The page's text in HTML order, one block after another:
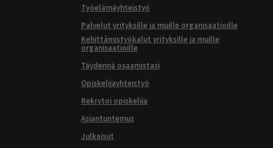
Työelämäyhteistyö
Palvelut yrityksille ja muille organisaatioille
Kehittämistyökalut yrityksille ja muille
organisaatioille
Täydennä osaamistasi
Opiskelijayhteistyö
Rekrytoi opiskelija
Asiantuntemus
Julkaisut